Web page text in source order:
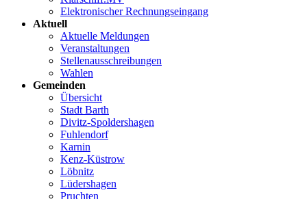
Elektronischer Rechnungseingang
Aktuell
Aktuelle Meldungen
Veranstaltungen
Stellenausschreibungen
Wahlen
Gemeinden
Übersicht
Stadt Barth
Divitz-Spoldershagen
Fuhlendorf
Karnin
Kenz-Küstrow
Löbnitz
Lüdershagen
Pruchten